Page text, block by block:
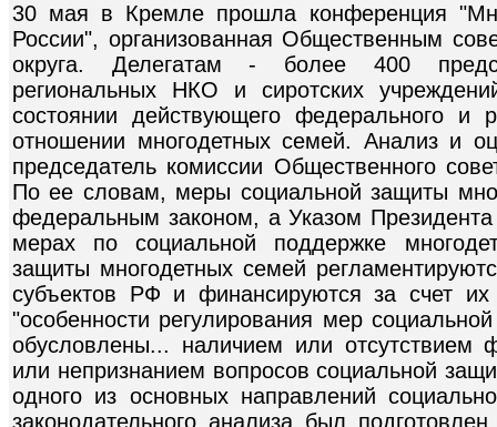
30 мая в Кремле прошла конференция
России", организованная Общественным
округа. Делегатам - более 400
региональных НКО и сиротских
состоянии действующего федерального и
отношении многодетных семей. Анализ и
председатель комиссии Общественного
По ее словам, меры социальной защиты
федеральным законом, а Указом
мерах по социальной поддержке
защиты многодетных семей
субъектов РФ и финансируются за счет
"особенности регулирования мер
обусловлены... наличием или отсутствием
или непризнанием вопросов социальной
одного из основных направлений
законодательного анализа был